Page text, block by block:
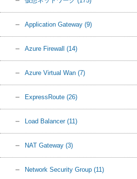
Application Gateway (9)
Azure Firewall (14)
Azure Virtual Wan (7)
ExpressRoute (26)
Load Balancer (11)
NAT Gateway (3)
Network Security Group (11)